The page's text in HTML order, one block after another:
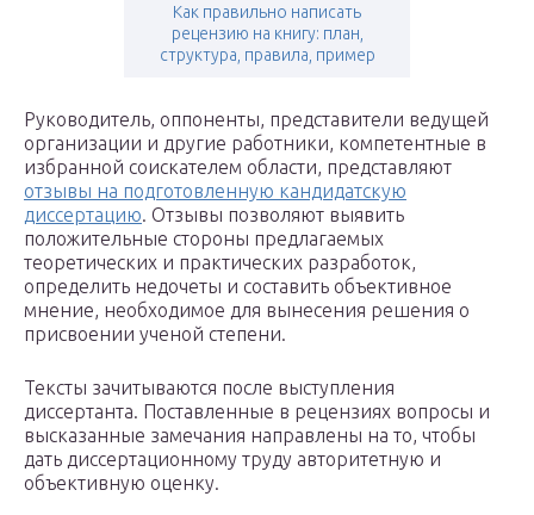
Как правильно написать
рецензию на книгу: план,
структура, правила, пример
Руководитель, оппоненты, представители ведущей
организации и другие работники, компетентные в
избранной соискателем области, представляют
отзывы на подготовленную кандидатскую
диссертацию . Отзывы позволяют выявить
положительные стороны предлагаемых
теоретических и практических разработок,
определить недочеты и составить объективное
мнение, необходимое для вынесения решения о
присвоении ученой степени.
Тексты зачитываются после выступления
диссертанта. Поставленные в рецензиях вопросы и
высказанные замечания направлены на то, чтобы
дать диссертационному труду авторитетную и
объективную оценку.